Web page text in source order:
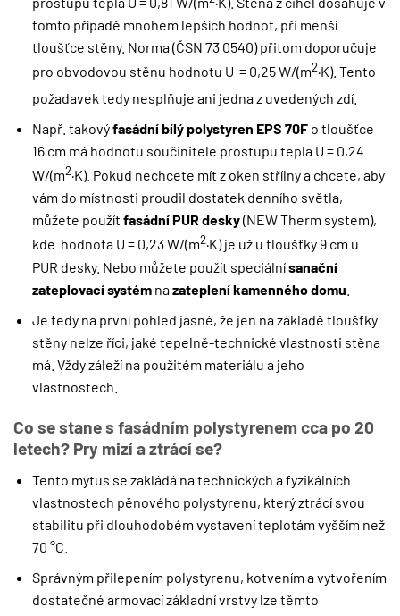
tomto případě mnohem lepších hodnot, při menší
tloušťce stěny. Norma (ČSN 73 0540) přitom doporučuje
pro obvodovou stěnu hodnotu U = 0,25 W/(m2·K). Tento
požadavek tedy nesplňuje ani jedna z uvedených zdí.
Např. takovýfasádní bílý polystyren EPS 70Fo tloušťce
16 cm má hodnotu součinitele prostupu tepla U = 0,24
W/(m2·K). Pokud nechcete mít z oken střílny a chcete, aby
vám do místnosti proudil dostatek denního světla,
můžete použít fasádní PUR desky(NEW Therm system),
kde hodnota U = 0,23 W/(m2·K) je už u tloušťky 9 cm u
PUR desky. Nebo můžete použít speciálnísanační
zateplovací systémnazateplení kamenného domu
Je tedy na první pohled jasné, že jen na základě tloušťky
stěny nelze říci, jaké tepelně-technické vlastnosti stěna
má. Vždy záleží na použitém materiálu a jeho
vlastnostech.
Co se stane s fasádním polystyrenem cca po 20
letech? Pry mizí a ztrácí se?
Tento mýtus se zakládá na technických a fyzikálních
vlastnostech pěnového polystyrenu, který ztrácí svou
stabilitu při dlouhodobém vystavení teplotám vyšším než
70 °C.
Správným přilepením polystyrenu, kotvením a vytvořením
dostatečné armovací základní vrstvy lze těmto